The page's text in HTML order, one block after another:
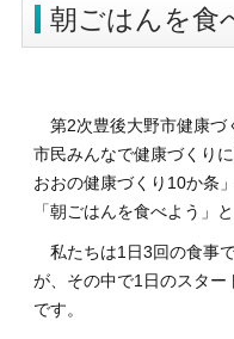
朝ごはんを食
第2次豊後大野市健康づ
市民みんなで健康づくり
おおの健康づくり10か条
「朝ごはんを食べよう」
私たちは1日3回の食事
が、その中で1日のスター
です。